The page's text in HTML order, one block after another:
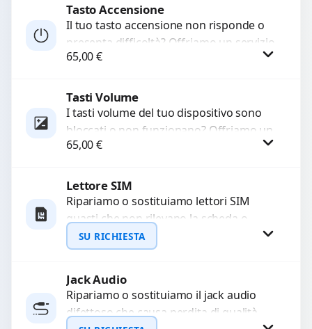
Procedi
Tasto Accensione
Il tuo tasto accensione non risponde o
presenta difficoltà? Offriamo un servizio
professionale di riparazione o
65,00€
Tasti Volume
I tasti volume del tuo dispositivo sono
bloccati o non funzionano? Offriamo un
servizio di riparazione o sostituzione
65,00€
Lettore SIM
Ripariamo o sostituiamo lettori SIM
guasti che non rilevano la scheda o
interrompono il segnale. Utilizziamo
ricambi testati e garantiti...
SU RICHIESTA
Richiedi Preventivo
WhatsApp
Jack Audio
Ripariamo o sostituiamo il jack audio
difettoso che causa perdita di qualità